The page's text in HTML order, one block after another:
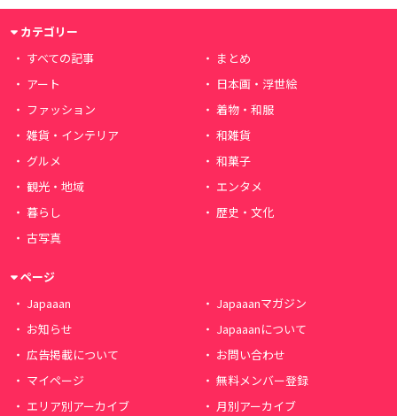
カテゴリー
すべての記事
まとめ
アート
日本画・浮世絵
ファッション
着物・和服
雑貨・インテリア
和雑貨
グルメ
和菓子
観光・地域
エンタメ
暮らし
歴史・文化
古写真
ページ
Japaaan
Japaaanマガジン
お知らせ
Japaaanについて
広告掲載について
お問い合わせ
マイページ
無料メンバー登録
エリア別アーカイブ
月別アーカイブ